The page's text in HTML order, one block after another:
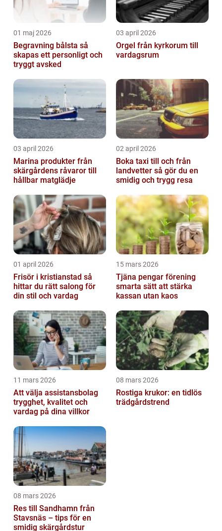
01 maj 2026
Begravning bålsta så
skapas ett personligt och
tryggt avsked
03 april 2026
Orgel från kyrkorum till
vardagsrum
03 april 2026
Marina produkter från
skärgårdens råvaror till
hållbar matglädje
02 april 2026
Boka taxi till och från
landvetter så gör du en
smidig och trygg resa
01 april 2026
Frisör i kristianstad så
hittar du rätt salong för
din stil och vardag
15 mars 2026
Tjäna pengar förening
smarta sätt att stärka
kassan utan kaos
11 mars 2026
Att välja assistansbolag
trygghet, kvalitet och
vardag på dina villkor
08 mars 2026
Rostiga krukor: en tidlös
trädgårdstrend
08 mars 2026
Res till Sandhamn från
Stavsnäs – tips för en
smidig skärgårdstur